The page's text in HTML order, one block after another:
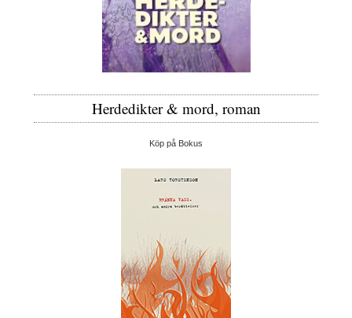
Herdedikter & mord, roman
Köp på Bokus